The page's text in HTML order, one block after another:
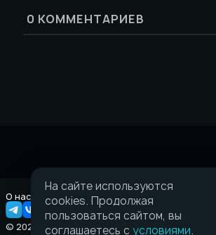
0 КОММЕНТАРИЕВ
О нас Правовая информация
© 2026 Taverna.gg
На сайте используются
cookies. Продолжая
пользоваться сайтом, вы
соглашаетесь с условиями.